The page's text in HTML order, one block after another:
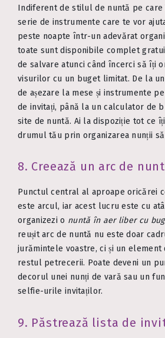
Indiferent de stilul de nuntă pe care
serie de instrumente care te vor
peste noapte într-un adevărat
toate sunt disponibile complet
de salvare atunci când încerci să îți
visurilor cu un buget limitat. De la
de așezare la mese și instrumente
de invitați, până la un calculator de
site de nuntă. Ai la dispoziție tot ce
drumul tău prin organizarea nunții să
8. Creează un arc de
Punctul central al aproape oricărei
este arcul, iar acest lucru este cu
organizezi o nuntă în aer liber cu
reușit arc de nuntă nu este doar
jurămintele voastre, ci și un
restul petrecerii. Poate deveni un
decorul unei nunți de vară sau un
selfie-urile invitaților.
9. Păstrează lista de